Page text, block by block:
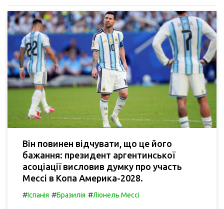
Він повинен відчувати, що це його
бажання: президент аргентинської
асоціації висловив думку про участь
Мессі в Копа Америка-2028.
#Іспанія #Бразилія #Ліонель Мессі